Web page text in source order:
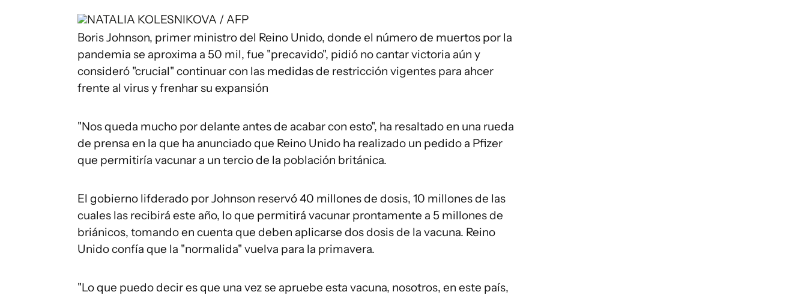
NATALIA KOLESNIKOVA / AFP
Boris Johnson, primer ministro del Reino Unido, donde el número de muertos por la
pandemia se aproxima a 50 mil, fue "precavido", pidió no cantar victoria aún y
consideró "crucial" continuar con las medidas de restricción vigentes para ahcer
frente al virus y frenhar su expansión
"Nos queda mucho por delante antes de acabar con esto", ha resaltado en una rueda
de prensa en la que ha anunciado que Reino Unido ha realizado un pedido a Pfizer
que permitiría vacunar a un tercio de la población británica.
El gobierno lifderado por Johnson reservó 40 millones de dosis, 10 millones de las
cuales las recibirá este año, lo que permitirá vacunar prontamente a 5 millones de
briánicos, tomando en cuenta que deben aplicarse dos dosis de la vacuna. Reino
Unido confía que la "normalida" vuelva para la primavera.
"Lo que puedo decir es que una vez se apruebe esta vacuna, nosotros, en este país,